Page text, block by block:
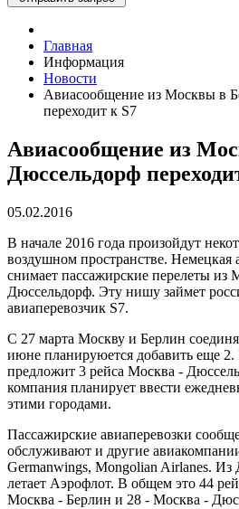
Главная
Информация
Новости
Авиасообщение из Москвы в
переходит к S7
Авиасообщение из
Дюссельдорф
05.02.2016
В начале 2016 года произойдут
воздушном пространстве.
снимает пассажирские перелеты из
Дюссельдорф. Эту нишу займет
авиаперевозчик S7.
С 27 марта Москву и Берлин
июне планируюется добавить еще
предложит 3 рейса Москва -
компания планирует ввести
этими городами.
Пассажирские авиаперевозки
обслуживают и другие
Germanwings, Mongolian Airlanes.
летает Аэрофлот. В общем это 44
Москва - Берлин и 28 - Москва -